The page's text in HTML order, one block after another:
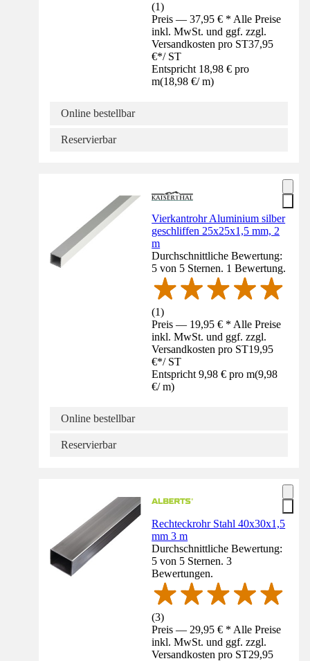
(1)
Preis — 37,95 € * Alle Preise
inkl. MwSt. und ggf. zzgl.
Versandkosten pro ST37,95
€*/ ST
Entspricht 18,98 € pro
m(18,98 €/ m)
Online bestellbar
Reservierbar
Vierkantrohr Aluminium silber
geschliffen 25x25x1,5 mm, 2
m
Durchschnittliche Bewertung:
5 von 5 Sternen. 1 Bewertung.
(1)
Preis — 19,95 € * Alle Preise
inkl. MwSt. und ggf. zzgl.
Versandkosten pro ST19,95
€*/ ST
Entspricht 9,98 € pro m(9,98
€/ m)
Online bestellbar
Reservierbar
Rechteckrohr Stahl 40x30x1,5
mm 3 m
Durchschnittliche Bewertung:
5 von 5 Sternen. 3
Bewertungen.
(3)
Preis — 29,95 € * Alle Preise
inkl. MwSt. und ggf. zzgl.
Versandkosten pro ST29,95